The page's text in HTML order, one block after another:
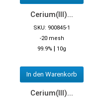
Cerium(III)...
SKU: 900845-1
-20 mesh
99.9% | 10g
In den Warenkorb
Cerium(III)...